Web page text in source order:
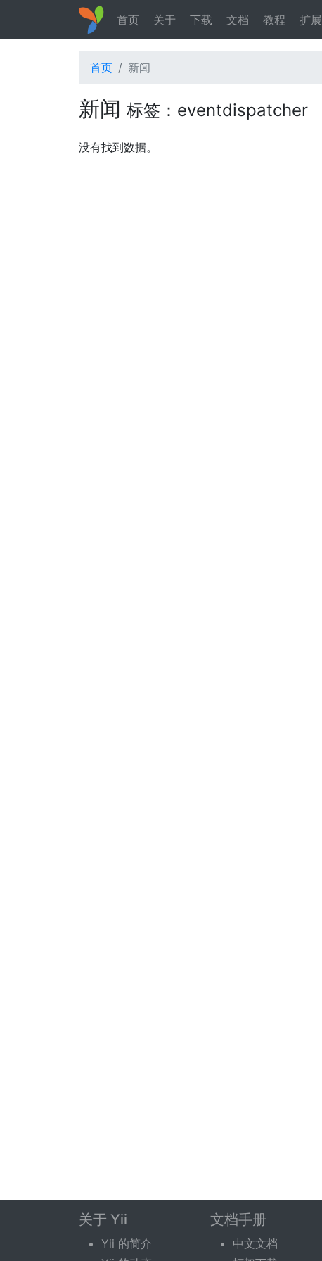
首页 关于 下载 文档 教程 扩展
首页 新闻
新闻 标签：eventdispatcher
没有找到数据。
关于 Yii
Yii 的简介
文档手册
中文文档